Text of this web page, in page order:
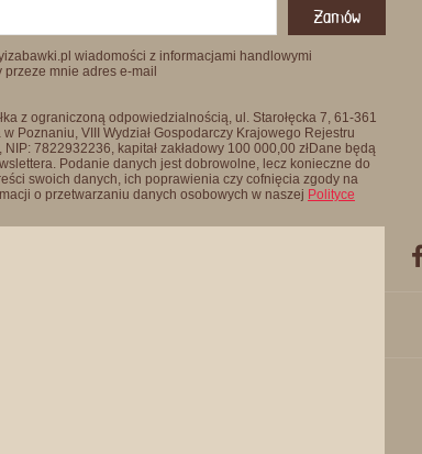
Zamów
wiadomości z informacjami handlowymi
mnie adres e-mail
z ograniczoną odpowiedzialnością, ul. Starołęcka 7, 61-361
Poznaniu, VIII Wydział Gospodarczy Krajowego Rejestru
7822932236, kapitał zakładowy 100 000,00 złDane będą
Podanie danych jest dobrowolne, lecz konieczne do
swoich danych, ich poprawienia czy cofnięcia zgody na
o przetwarzaniu danych osobowych w naszej Polityce